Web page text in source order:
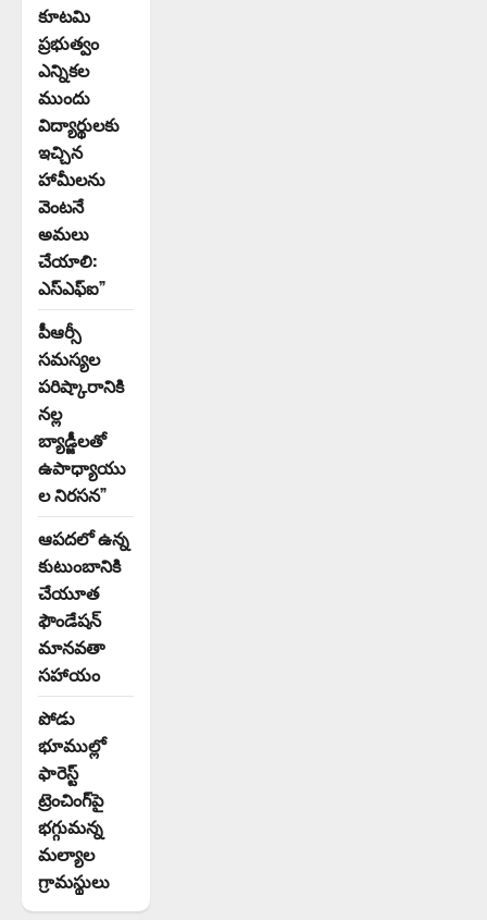
కూటమి
ప్రభుత్వం
ఎన్నికల
ముందు
విద్యార్థులకు
ఇచ్చిన
హామీలను
వెంటనే
అమలు
చేయాలి:
ఎస్ఎఫ్ఐ”
పీఆర్సీ
సమస్యల
పరిష్కారానికి
నల్ల
బ్యాడ్జీలతో
ఉపాధ్యాయు
ల నిరసన”
ఆపదలో ఉన్న
కుటుంబానికి
చేయూత
ఫౌండేషన్
మానవతా
సహాయం
పోడు
భూముల్లో
ఫారెస్ట్
ట్రెంచింగ్‌పై
భగ్గుమన్న
మల్యాల
గ్రామస్థులు